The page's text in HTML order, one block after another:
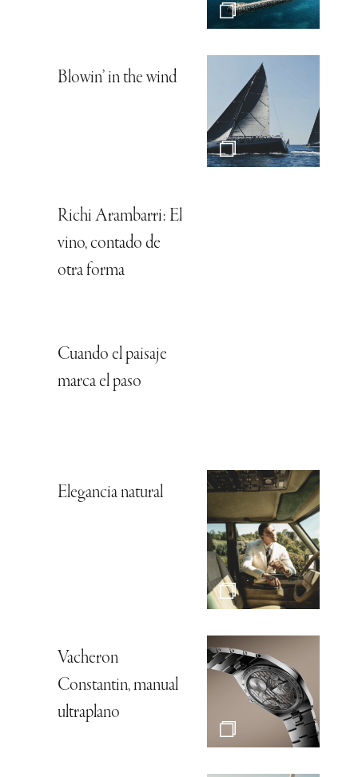
Blowin’ in the wind
Richi Arambarri: El
vino, contado de
otra forma
Cuando el paisaje
marca el paso
Elegancia natural
Vacheron
Constantin, manual
ultraplano